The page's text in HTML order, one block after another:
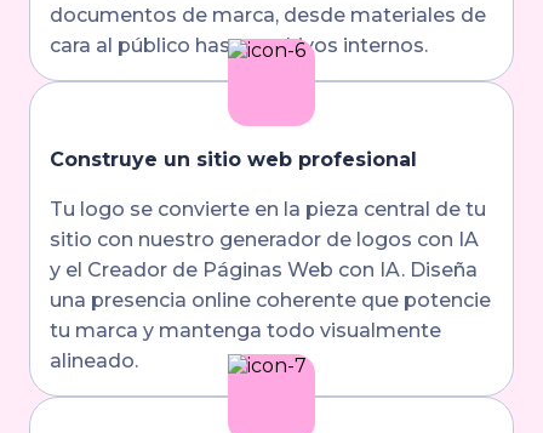
documentos de marca, desde materiales de
cara al público hasta archivos internos.
Construye un sitio web profesional
Tu logo se convierte en la pieza central de tu
sitio con nuestro generador de logos con IA
y el Creador de Páginas Web con IA. Diseña
una presencia online coherente que potencie
tu marca y mantenga todo visualmente
alineado.